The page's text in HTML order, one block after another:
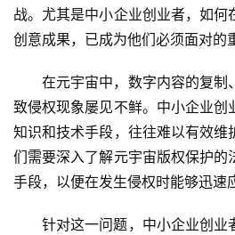
战。尤其是中小企业创业者，如何
创意成果，已成为他们必须面对的
在元宇宙中，数字内容的复制
致侵权现象屡见不鲜。中小企业创
知识和技术手段，往往难以有效维
们需要深入了解元宇宙版权保护的
手段，以便在发生侵权时能够迅速
针对这一问题，中小企业创业